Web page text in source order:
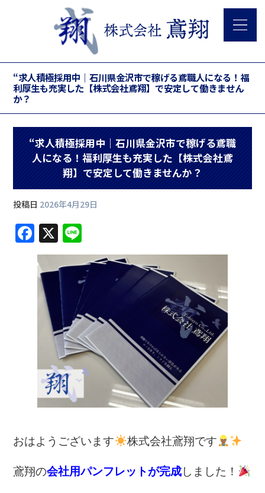
“求人積極採用中｜石川県金沢市で稼げる鳶職人になる！福
利厚生も充実した【株式会社鳶翔】で安定して働きません
か？
“求人積極採用中｜石川県金沢市で稼げる鳶職
人になる！福利厚生も充実した【株式会社鳶
翔】で安定して働きませんか？
投稿日 2026年4月29日
F
a
c
e
b
k
X
n
e
おはようございます 株式会社鳶翔です
鳶翔の会社用パンフレットが完成しました！